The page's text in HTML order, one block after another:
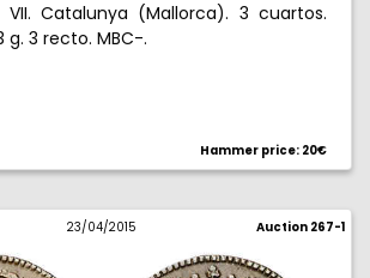
VII. Catalunya (Mallorca). 3 cuartos.
g. 3 recto. MBC-.
Hammer price: 20€
23/04/2015 Auction 267-1